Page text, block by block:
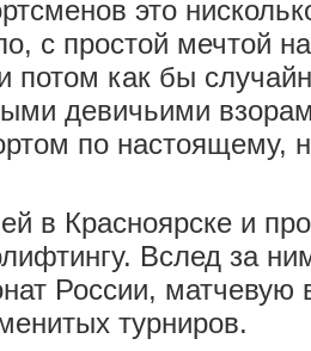
это
с простой мечтой
потом как бы
девичьими
по настоящему,
в Красноярске и
Вслед за
России,
турниров.